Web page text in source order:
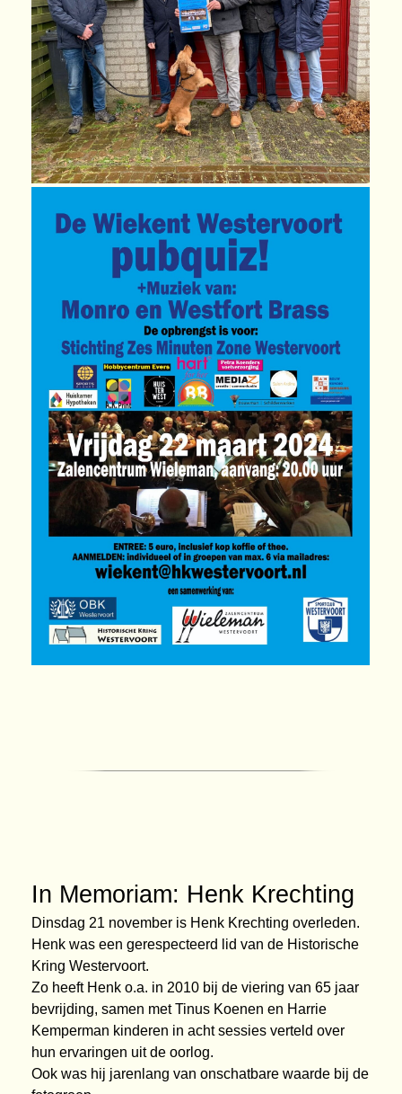
In Memoriam: Henk Krechting
Dinsdag 21 november is Henk Krechting overleden.
Henk was een gerespecteerd lid van de Historische
Kring Westervoort.
Zo heeft Henk o.a. in 2010 bij de viering van 65 jaar
bevrijding, samen met Tinus Koenen en Harrie
Kemperman kinderen in acht sessies verteld over
hun ervaringen uit de oorlog.
Ook was hij jarenlang van onschatbare waarde bij de